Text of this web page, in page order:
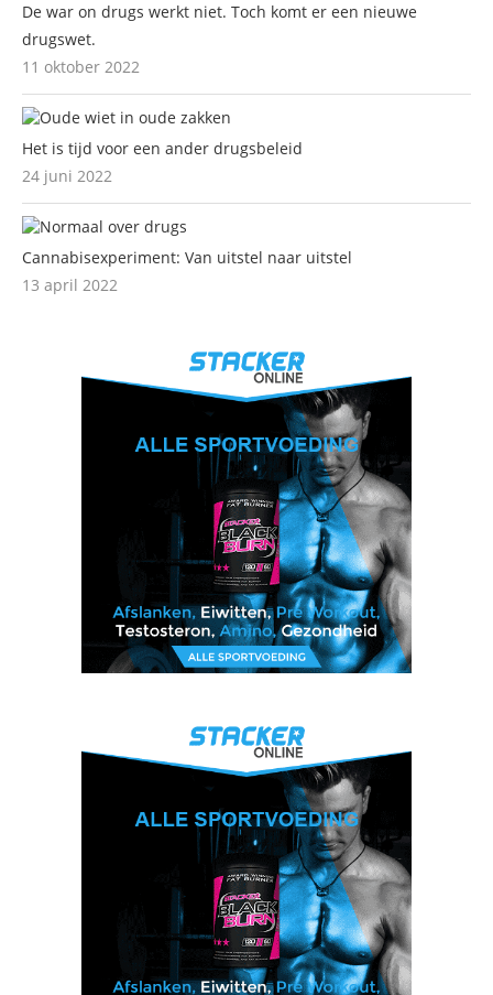
De war on drugs werkt niet. Toch komt er een nieuwe
drugswet.
11 oktober 2022
Het is tijd voor een ander drugsbeleid
24 juni 2022
Cannabisexperiment: Van uitstel naar uitstel
13 april 2022